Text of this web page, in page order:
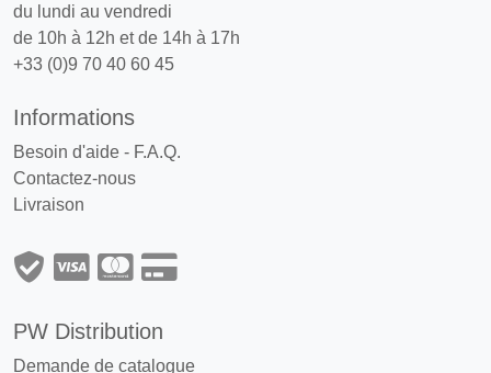
du lundi au vendredi
de 10h à 12h et de 14h à 17h
+33 (0)9 70 40 60 45
Informations
Besoin d'aide - F.A.Q.
Contactez-nous
Livraison
PW Distribution
Demande de catalogue